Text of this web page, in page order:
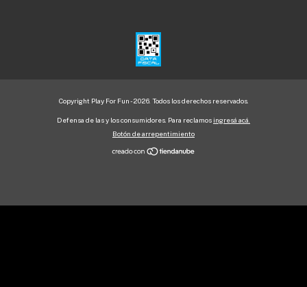
Copyright Play For Fun - 2026. Todos los derechos reservados.
Defensa de las y los consumidores. Para reclamos ingresá acá.
Botón de arrepentimiento